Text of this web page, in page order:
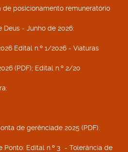
de posicionamento remuneratório
Deus - Junho de 2026:
Edital n.º 1/2026 - Viaturas
(PDF); Edital n.º 2/20
:
de gerênciade 2025 (PDF).
Ponto: Edital n.º 3 - Tolerância de